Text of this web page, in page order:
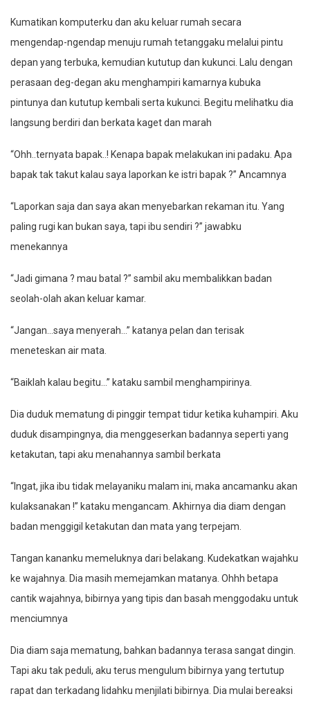
Kumatikan komputerku dan aku keluar rumah secara
mengendap-ngendap menuju rumah tetanggaku melalui pintu
depan yang terbuka, kemudian kututup dan kukunci. Lalu dengan
perasaan deg-degan aku menghampiri kamarnya kubuka
pintunya dan kututup kembali serta kukunci. Begitu melihatku dia
langsung berdiri dan berkata kaget dan marah
“Ohh..ternyata bapak..! Kenapa bapak melakukan ini padaku. Apa
bapak tak takut kalau saya laporkan ke istri bapak ?” Ancamnya
“Laporkan saja dan saya akan menyebarkan rekaman itu. Yang
paling rugi kan bukan saya, tapi ibu sendiri ?” jawabku
menekannya
“Jadi gimana ? mau batal ?” sambil aku membalikkan badan
seolah-olah akan keluar kamar.
“Jangan…saya menyerah…” katanya pelan dan terisak
meneteskan air mata.
“Baiklah kalau begitu…” kataku sambil menghampirinya.
Dia duduk mematung di pinggir tempat tidur ketika kuhampiri. Aku
duduk disampingnya, dia menggeserkan badannya seperti yang
ketakutan, tapi aku menahannya sambil berkata
“Ingat, jika ibu tidak melayaniku malam ini, maka ancamanku akan
kulaksanakan !” kataku mengancam. Akhirnya dia diam dengan
badan menggigil ketakutan dan mata yang terpejam.
Tangan kananku memeluknya dari belakang. Kudekatkan wajahku
ke wajahnya. Dia masih memejamkan matanya. Ohhh betapa
cantik wajahnya, bibirnya yang tipis dan basah menggodaku untuk
menciumnya
Dia diam saja mematung, bahkan badannya terasa sangat dingin.
Tapi aku tak peduli, aku terus mengulum bibirnya yang tertutup
rapat dan terkadang lidahku menjilati bibirnya. Dia mulai bereaksi